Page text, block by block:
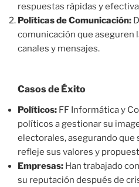
respuestas rápidas y
Políticas de Comunicación:
comunicación que aseguren
canales y mensajes.
Casos de Éxito
Políticos: FF Informática y
políticos a gestionar su
electorales, asegurando que
refleje sus valores y
Empresas: Han trabajado
su reputación después de